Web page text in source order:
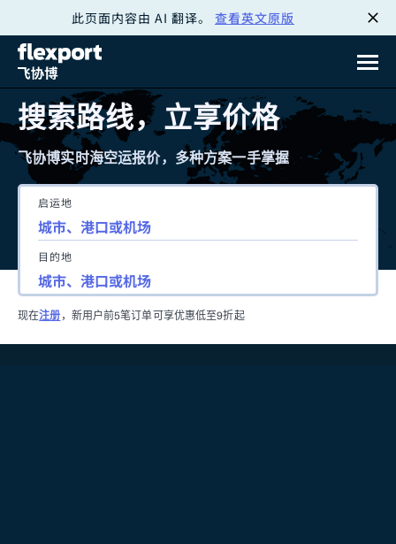
此页面内容由 AI 翻译。 查看英文原版
搜索路线，立享价格
飞协博实时海空运报价，多种方案一手掌握
启运地
目的地
现在注册 ，新用户前5笔订单可享优惠低至9折起